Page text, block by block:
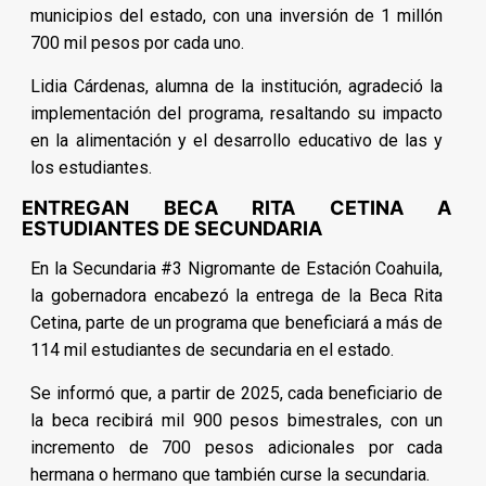
municipios del estado, con una inversión de 1 millón
700 mil pesos por cada uno.
Lidia Cárdenas, alumna de la institución, agradeció la
implementación del programa, resaltando su impacto
en la alimentación y el desarrollo educativo de las y
los estudiantes.
ENTREGAN BECA RITA CETINA A
ESTUDIANTES DE SECUNDARIA
En la Secundaria #3 Nigromante de Estación Coahuila,
la gobernadora encabezó la entrega de la Beca Rita
Cetina, parte de un programa que beneficiará a más de
114 mil estudiantes de secundaria en el estado.
Se informó que, a partir de 2025, cada beneficiario de
la beca recibirá mil 900 pesos bimestrales, con un
incremento de 700 pesos adicionales por cada
hermana o hermano que también curse la secundaria.